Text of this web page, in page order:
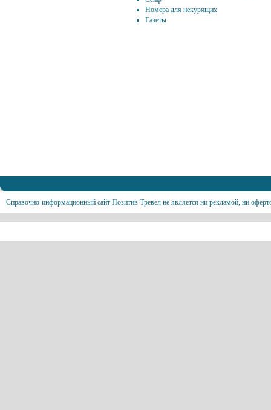
Номера для некурящих
Газеты
Справочно-информационный сайт Позитив Тревел не является ни рекламой, ни